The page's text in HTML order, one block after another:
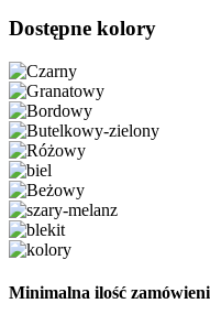
Dostępne kolory
Minimalna ilość